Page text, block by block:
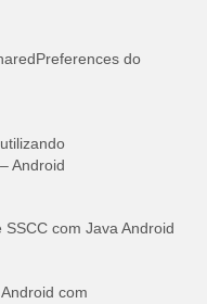
do
Android
SSCC com Java Android
com